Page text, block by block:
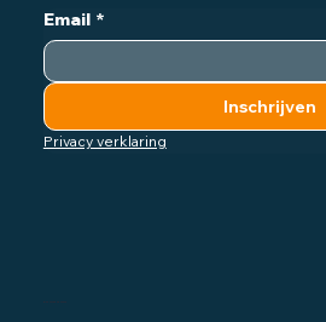
Bedrijfsgegevens
Email *
Inschrijven
Privacy verklaring